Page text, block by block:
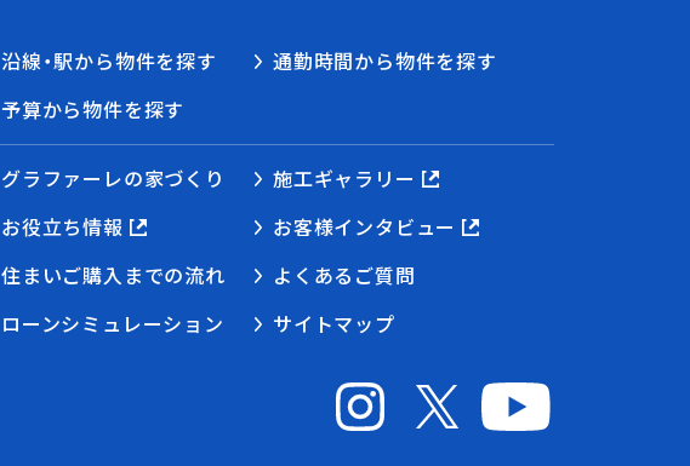
沿線・駅から物件を探す
通勤時間から物件を探す
予算から物件を探す
グラファーレの家づくり
施工ギャラリー
お役立ち情報
お客様インタビュー
住まいご購入までの流れ
よくあるご質問
ローンシミュレーション
サイトマップ